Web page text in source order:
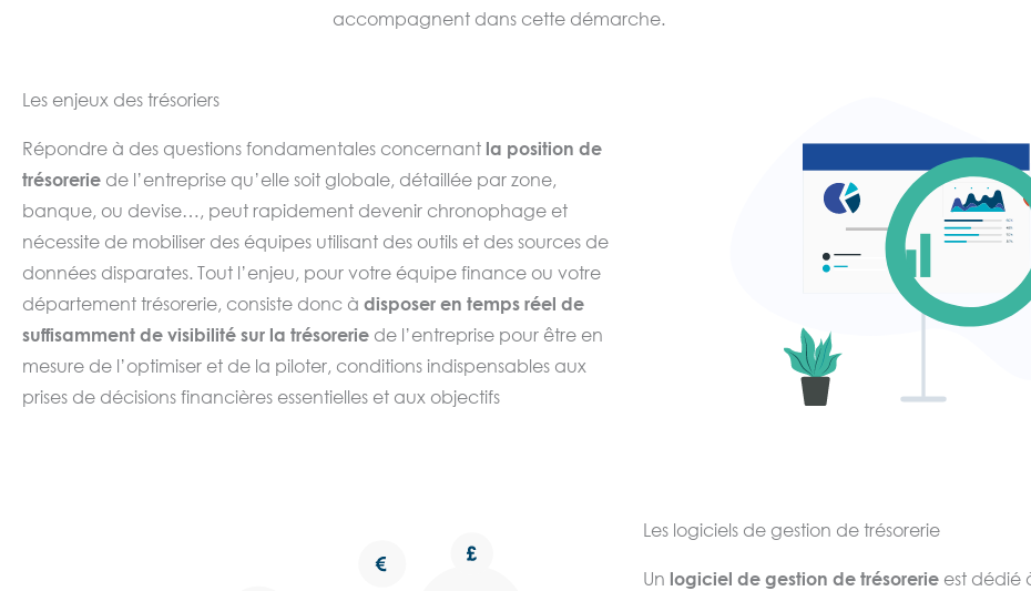
accompagnent dans cette démarche.
Les enjeux des trésoriers
Répondre à des questions fondamentales concernant la position de
trésorerie de l’entreprise qu’elle soit globale, détaillée par zone,
banque, ou devise…, peut rapidement devenir chronophage et
nécessite de mobiliser des équipes utilisant des outils et des sources de
données disparates. Tout l’enjeu, pour votre équipe finance ou votre
département trésorerie, consiste donc à disposer en temps réel de
suffisamment de visibilité sur la trésorerie de l’entreprise pour être en
mesure de l’optimiser et de la piloter, conditions indispensables aux
prises de décisions financières essentielles et aux objectifs
fournir aux décideurs
financiers des informations actualisées et prévisionnelles
Les logiciels de gestion de trésorerie
Un logiciel de gestion de trésorerie est dédié